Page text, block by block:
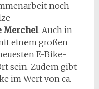
noch
Merchel. Auch in
einem großen
E-Bike-
sein. Zudem gibt
im Wert von ca.